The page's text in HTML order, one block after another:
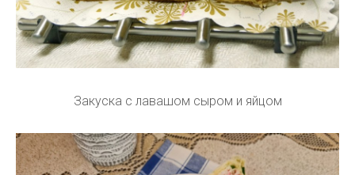
Закуска с лавашом сыром и яйцом